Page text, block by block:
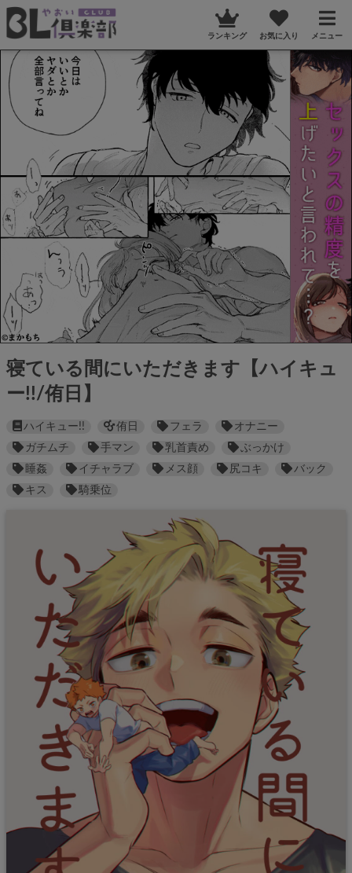
ランキング お気に入り メニュー
寝ている間にいただきます【ハイキュ
ー!!/侑日】
ハイキュー!! 侑日 フェラ
オナニー
ガチムチ
手マン 乳首責め
ぶっかけ
睡姦
イチャラブ メス顔 尻コキ
バック
キス
騎乗位